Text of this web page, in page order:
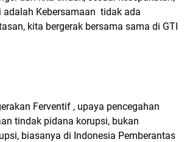
adalah Kebersamaan tidak ada
kita bergerak bersama sama di GTI
Ferventif , upaya pencegahan
tindak pidana korupsi, bukan
biasanya di Indonesia Pemberantas